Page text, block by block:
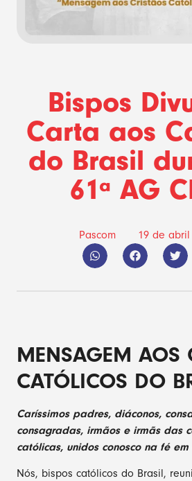
Bispos
Carta aos
do Brasil
61ª AG
Pascom 19 de
MENSAGEM AOS
CATÓLICOS DO
Caríssimos padres, diáconos,
consagradas, irmãos e irmãs das
católicas, unidos conosco na fé
Nós, bispos católicos do Brasil,